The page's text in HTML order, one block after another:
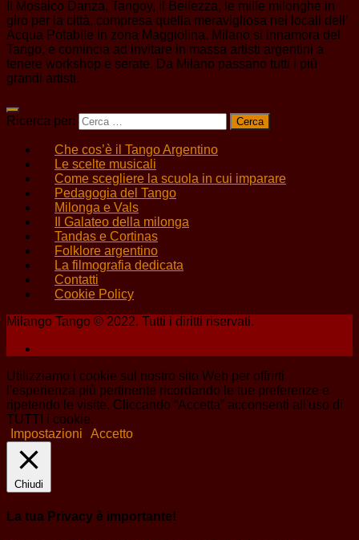
Il Mosaico Danza, Tangoy, il Bellezza, le mille milonghe in
giro per la città, compresa quella meravigliosa nei locali dell’
Acqua Potabile in zona Maggiolina. Milano si innamora del
Tango, e comincia ad invitare in massa artisti argentini a
tenere workshop e serate. Da Milano passano tutti i più
grandi artisti.
Ricerca per:
Che cos’è il Tango Argentino
Le scelte musicali
Come scegliere la scuola in cui imparare
Pedagogia del Tango
Milonga e Vals
Il Galateo della milonga
Tandas e Cortinas
Folklore argentino
La filmografia dedicata
Contatti
Cookie Policy
Milango Tango © 2022. Tutti i diritti riservati.
Utilizziamo i cookie sul nostro sito Web per offrirti
l'esperienza più pertinente ricordando le tue preferenze e
ripetendo le visite. Cliccando “Accetta” acconsenti all'uso di
TUTTI i cookie.
Impostazioni
Accetto
Chiudi
La tua Privacy è importante!